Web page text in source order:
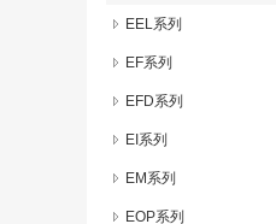
EEL系列
EF系列
EFD系列
EI系列
EM系列
EOP系列